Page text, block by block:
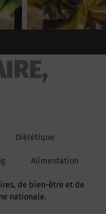
Diététique
Alimentation
nationale.